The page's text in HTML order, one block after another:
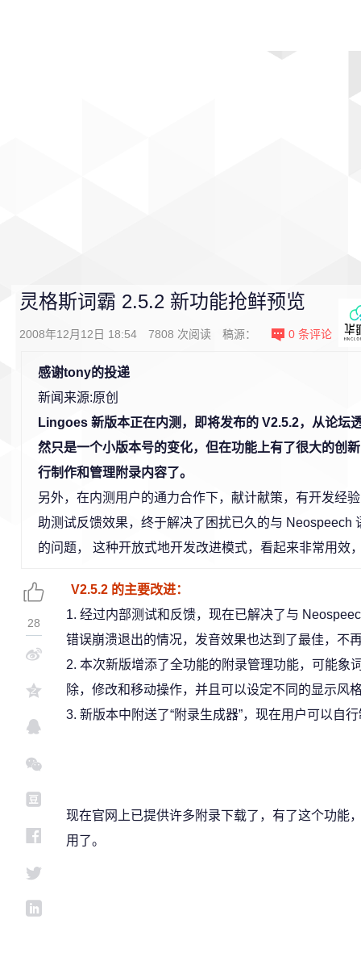
灵格斯词霸 2.5.2 新功能抢鲜预览
2008年12月12日 18:54 7808 次阅读 稿源： 0 条评论
感谢tony的投递
新闻来源:原创
Lingoes 新版本正在内测，即将发布的 V2.5.2，从论坛
然只是一个小版本号的变化，但在功能上有了很大的创
行制作和管理附录内容了。
另外，在内测用户的通力合作下，献计献策，有开发经
助测试反馈效果，终于解决了困扰已久的与 Neospeech
的问题， 这种开放式地开发改进模式，看起来非常用效
V2.5.2 的主要改进：
1. 经过内部测试和反馈，现在已解决了与
错误崩溃退出的情况，发音效果也达到了最佳，不
2. 本次新版增添了全功能的附录管理功能，可能象
除，修改和移动操作，并且可以设定不同的显示风
3. 新版本中附送了“附录生成器”，现在用户可以自
现在官网上已提供许多附录下载了，有了这个功能
用了。
28